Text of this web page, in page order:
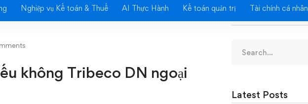
Nghiệp vụ Kế toán & Thuế AI Thực Hành Kế toán quản trị Tài chính cá nhân
không Tribeco DN ngoại
for:
Latest Posts